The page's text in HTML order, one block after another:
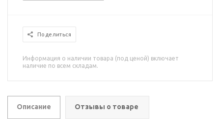
Поделиться
Информация о наличии товара (под ценой) включает
наличие по всем складам.
Описание Отзывы о товаре